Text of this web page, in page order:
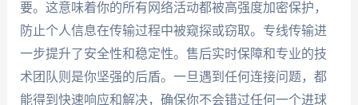
要。这意味着你的所有网络活动都被高强度加密保护，
防止个人信息在传输过程中被窥探或窃取。专线传输进
一步提升了安全性和稳定性。售后实时保障和专业的技
术团队则是你坚强的后盾。一旦遇到任何连接问题，都
能得到快速响应和解决，确保你不会错过任何一个进球